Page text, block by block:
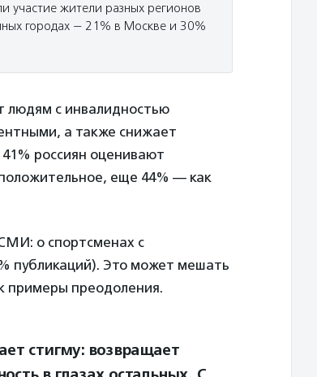
участие жители разных регионов
городах — 21% в Москве и 30%
людям с инвалидностью
а также снижает
россиян оценивают
еще 44% — как
о спортсменах с
публикаций). Это может мешать
примеры преодоления.
стигму: возвращает